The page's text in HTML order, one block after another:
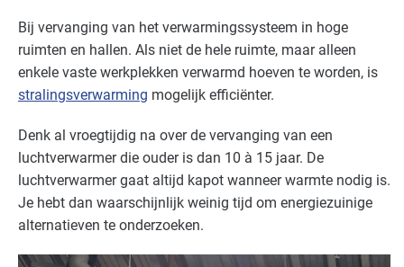
Bij vervanging van het verwarmingssysteem in hoge
ruimten en hallen. Als niet de hele ruimte, maar alleen
enkele vaste werkplekken verwarmd hoeven te worden, is
stralingsverwarming mogelijk efficiënter.
Denk al vroegtijdig na over de vervanging van een
luchtverwarmer die ouder is dan 10 à 15 jaar. De
luchtverwarmer gaat altijd kapot wanneer warmte nodig is.
Je hebt dan waarschijnlijk weinig tijd om energiezuinige
alternatieven te onderzoeken.